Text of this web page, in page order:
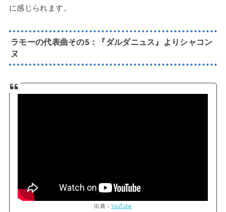
に感じられます。
ラモーの代表曲その5：
『ダルダニュス』よりシャコン
ヌ
出典：YouTube